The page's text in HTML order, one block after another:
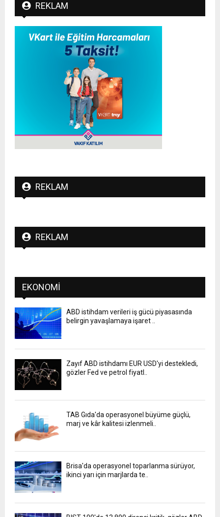
REKLAM
REKLAM
REKLAM
EKONOMI
ABD istihdam verileri iş gücü piyasasında
belirgin yavaşlamaya işaret ..
Zayıf ABD istihdamı EUR USD'yi destekledi,
gözler Fed ve petrol fiyatl..
TAB Gıda'da operasyonel büyüme güçlü,
marj ve kâr kalitesi izlenmeli..
Brisa'da operasyonel toparlanma sürüyor,
ikinci yarı için marjlarda te..